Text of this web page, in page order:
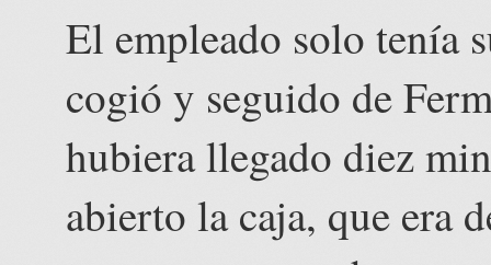
El empleado solo tenía
cogió y seguido de
hubiera llegado diez
abierto la caja, que era